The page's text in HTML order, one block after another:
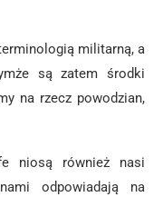
militarną, a
są zatem środki
na rzecz powodzian,
niosą również nasi
odpowiadają na